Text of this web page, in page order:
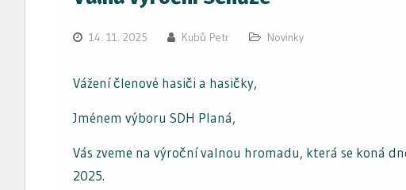
14. 11. 2025 Kubů Petr Novinky
Vážení členové hasiči a hasičky,
Jménem výboru SDH Planá,
Vás zveme na výroční valnou hromadu, která se koná
2025.